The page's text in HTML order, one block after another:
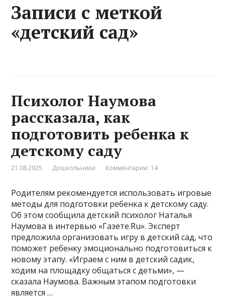
Записи с меткой
«детский сад»
Психолог Наумова
рассказала, как
подготовить ребенка к
детскому саду
21.08.2025 Дошкольники Комментарии: 14
Родителям рекомендуется использовать игровые
методы для подготовки ребенка к детскому саду.
Об этом сообщила детский психолог Наталья
Наумова в интервью «Газете.Ru». Эксперт
предложила организовать игру в детский сад, что
поможет ребенку эмоционально подготовиться к
новому этапу. «Играем с ним в детский садик,
ходим на площадку общаться с детьми», —
сказала Наумова. Важным этапом подготовки
является …